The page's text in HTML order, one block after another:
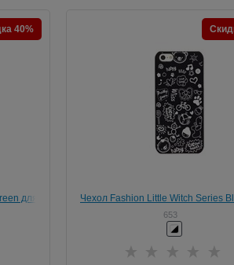
для
40%
Чехол Fashion Little Witch Series
iPhone 5/5s
653